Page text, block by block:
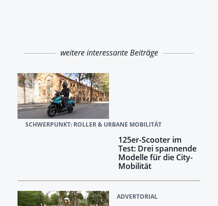
weitere interessante Beiträge
SCHWERPUNKT: ROLLER & URBANE MOBILITÄT
125er-Scooter im
Test: Drei spannende
Modelle für die City-
Mobilität
ADVERTORIAL